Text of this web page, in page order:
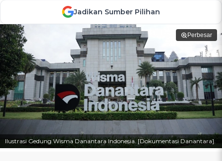
Jadikan Sumber Pilihan
Perbesar
Ilustrasi Gedung Wisma Danantara Indonesia. [Dokumentasi Danantara].